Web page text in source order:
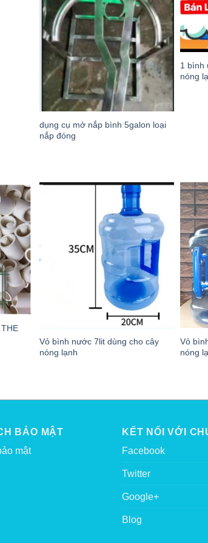
dụng cụ mở nắp bình 5galon loại
nắp đóng
1 bình
nóng
Vỏ bình nước 7lit dùng cho cây
nóng lạnh
Vỏ
nóng
BẢO MẬT
mật
KẾT NỐI VỚI
Facebook
Twitter
Google+
Blog